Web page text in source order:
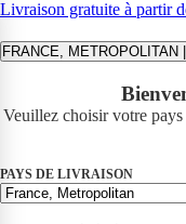
Livraison gratuite à partir
FRANCE, METROPOLITAN
Veuillez choisir votre
PAYS DE LIVRAISON